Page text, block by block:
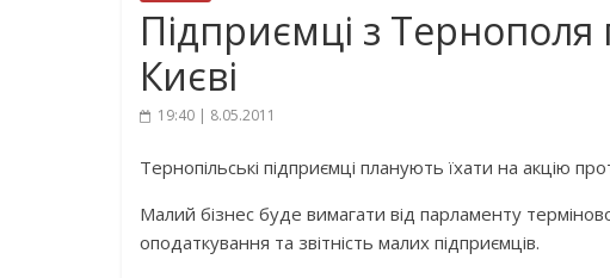
Підприємці з Тернополя
Києві
19:40 | 8.05.2011
Тернопільські підприємці планують їхати на акцію
Малий бізнес буде вимагати від парламенту
оподаткування та звітність малих підприємців.